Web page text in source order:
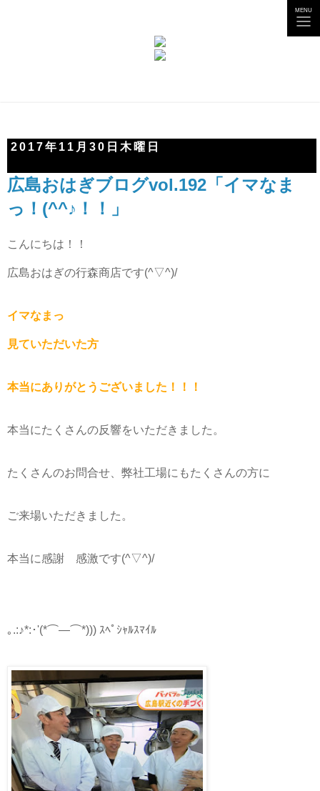
MENU
2017年11月30日木曜日
広島おはぎブログvol.192「イマなま
っ！(^^♪！！」
こんにちは！！
広島おはぎの行森商店です(^▽^)/
イマなまっ
見ていただいた方
本当にありがとうございました！！！
本当にたくさんの反響をいただきました。
たくさんのお問合せ、弊社工場にもたくさんの方に
ご来場いただきました。
本当に感謝 感激です(^▽^)/
｡.:♪*:･'(*⌒―⌒*))) ｽﾍﾟｼｬﾙｽﾏｲﾙ